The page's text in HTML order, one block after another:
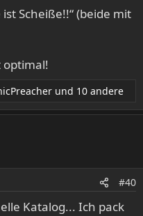
Videos und
oder gleich der ganzen
Scheiße!!“ (beide mit
optimal!
und 10 andere
#40
Katalog... Ich pack